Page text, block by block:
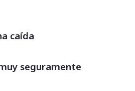
caída
seguramente